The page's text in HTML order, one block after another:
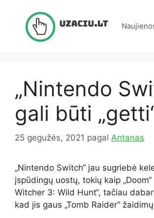
„Nintendo
gali būti
25 gegužės, 2021 pagal Antanas
„Nintendo Switch“ jau sugriebė
įspūdingų uostų, tokių kaip „Doom“
Witcher 3: Wild Hunt“, tačiau
kad jis gaus „Tomb Raider“